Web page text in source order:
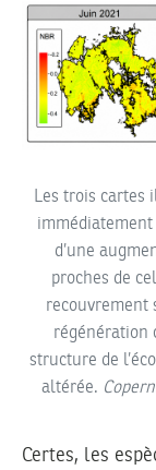
Les trois cartes
immédiatement
d’une
proches de
recouvrement
régénération
structure de
altérée.
Certes, les